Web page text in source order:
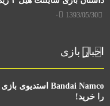
1393/05/30 ۰
اخبار بازی
را خرید!